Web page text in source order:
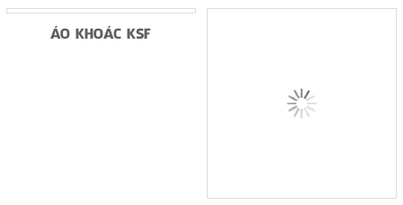
ÁO KHOÁC KSF